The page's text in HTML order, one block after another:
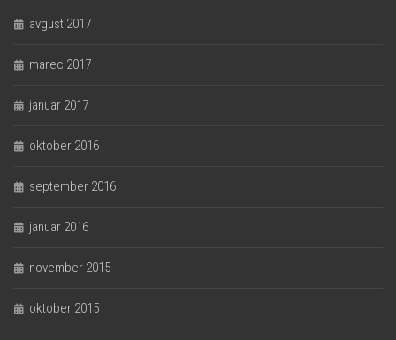
avgust 2017
marec 2017
januar 2017
oktober 2016
september 2016
januar 2016
november 2015
oktober 2015